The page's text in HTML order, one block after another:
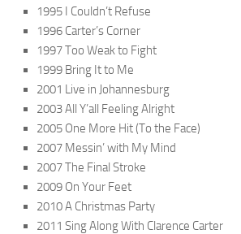
1995 I Couldn’t Refuse
1996 Carter’s Corner
1997Too Weak to Fight
1999 Bring It to Me
2001 Live in Johannesburg
2003All Y’all Feeling Alright
2005 One More Hit (To the Face)
2007 Messin’ with My Mind
2007The Final Stroke
2009 On Your Feet
2010A Christmas Party
2011 Sing Along With Clarence Carter